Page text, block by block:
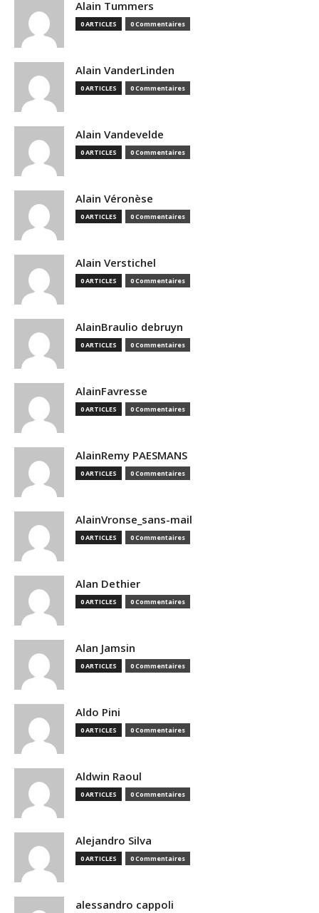
Alain Tummers
0 ARTICLES 0 Commentaires
Alain VanderLinden
0 ARTICLES 0 Commentaires
Alain Vandevelde
0 ARTICLES 0 Commentaires
Alain Véronèse
0 ARTICLES 0 Commentaires
Alain Verstichel
0 ARTICLES 0 Commentaires
AlainBraulio debruyn
0 ARTICLES 0 Commentaires
AlainFavresse
0 ARTICLES 0 Commentaires
AlainRemy PAESMANS
0 ARTICLES 0 Commentaires
AlainVronse_sans-mail
0 ARTICLES 0 Commentaires
Alan Dethier
0 ARTICLES 0 Commentaires
Alan Jamsin
0 ARTICLES 0 Commentaires
Aldo Pini
0 ARTICLES 0 Commentaires
Aldwin Raoul
0 ARTICLES 0 Commentaires
Alejandro Silva
0 ARTICLES 0 Commentaires
alessandro cappoli